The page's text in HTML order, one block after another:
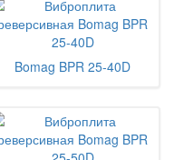
Bomag BPR 25-40D